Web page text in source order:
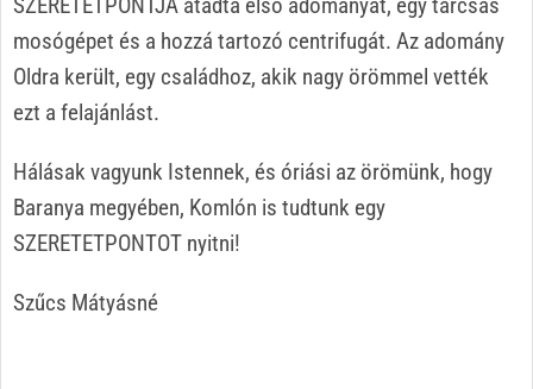
mosógépet és a hozzá tartozó centrifugát. Az adomány
Oldra került, egy családhoz, akik nagy örömmel vették
ezt a felajánlást.
Hálásak vagyunk Istennek, és óriási az örömünk, hogy
Baranya megyében, Komlón is tudtunk egy
SZERETETPONTOT nyitni!
Szűcs Mátyásné